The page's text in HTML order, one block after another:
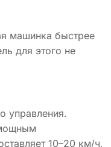
машинка быстрее
для этого не
управления.
10–20 км/ч,